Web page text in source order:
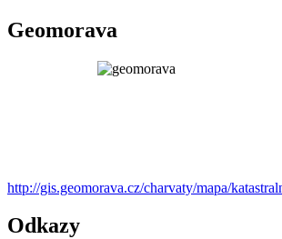
Geomorava
http://gis.geomorava.cz/charvaty/mapa/
Odkazy